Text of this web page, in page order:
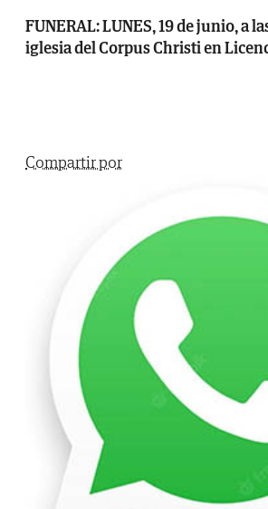
FUNERAL: LUNES, 19 de junio, a
iglesia del Corpus Christi en
Compartir por